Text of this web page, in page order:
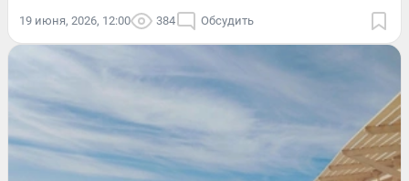
19 июня, 2026, 12:00 384 Обсудить